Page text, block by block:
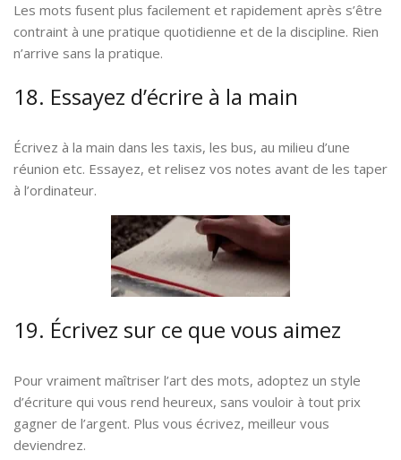
Les mots fusent plus facilement et rapidement après s’être
contraint à une pratique quotidienne et de la discipline. Rien
n’arrive sans la pratique.
18. Essayez d’écrire à la main
Écrivez à la main dans les taxis, les bus, au milieu d’une
réunion etc. Essayez, et relisez vos notes avant de les taper
à l’ordinateur.
19. Écrivez sur ce que vous aimez
Pour vraiment maîtriser l’art des mots, adoptez un style
d’écriture qui vous rend heureux, sans vouloir à tout prix
gagner de l’argent. Plus vous écrivez, meilleur vous
deviendrez.